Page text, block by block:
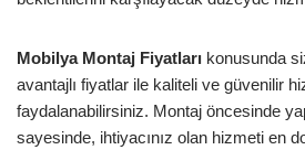
Mobilya Montaj Fiyatları konusunda
avantajlı fiyatlar ile kaliteli ve güvenilir
faydalanabilirsiniz. Montaj öncesinde
sayesinde, ihtiyacınız olan hizmeti en